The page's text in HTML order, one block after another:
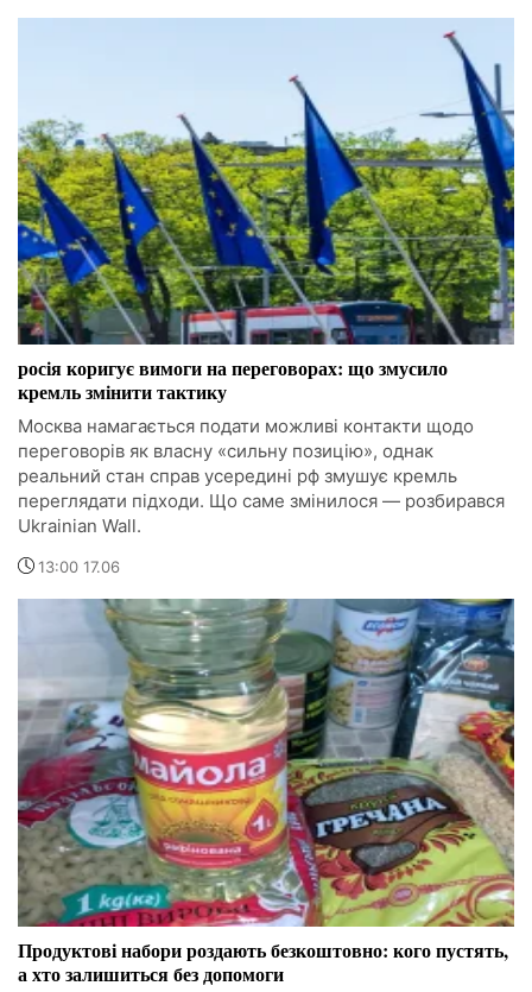
росія коригує вимоги на переговорах: що змусило
кремль змінити тактику
Москва намагається подати можливі контакти щодо
переговорів як власну «сильну позицію», однак
реальний стан справ усередині рф змушує кремль
переглядати підходи. Що саме змінилося — розбирався
Ukrainian Wall.
13:00 17.06
Продуктові набори роздають безкоштовно: кого пустять,
а хто залишиться без допомоги